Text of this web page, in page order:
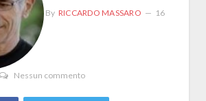
By RICCARDO MASSARO 16
Nessun commento